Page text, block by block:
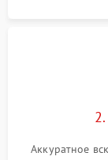
Аккуратное